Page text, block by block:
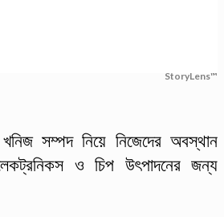
StoryLens™
সম্পদ নিয়ে নিজেদের অবস্থান
ও চিপ উৎপাদনের জন্য